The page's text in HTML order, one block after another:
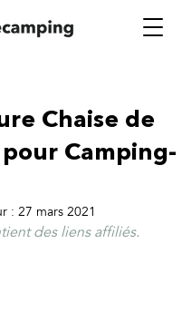
Chaise de
Camping-
: 27 mars 2021
des liens affiliés.